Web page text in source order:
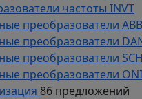
частоты INVT
преобразователи ABB
преобразователи
преобразователи
преобразователи ONI
86 предложений